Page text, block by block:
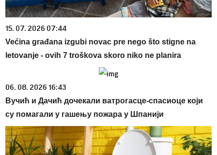
15. 07. 2026 07:44
Većina građana izgubi novac pre nego što stigne na
letovanje - ovih 7 troškova skoro niko ne planira
06. 08. 2026 16:43
Вучић и Дачић дочекали ватрогасце-спасиоце који
су помагали у гашењу пожара у Шпанији